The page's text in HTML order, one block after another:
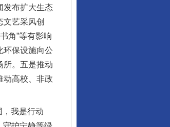
发布扩大生态
艺采风创
角”等有影响
环保设施向公
所。五是推动
动高校、非政
我是行动